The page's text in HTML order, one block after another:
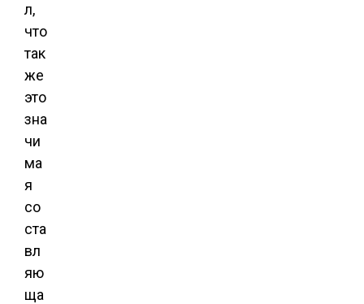
л,
что
так
же
это
зна
чи
ма
я
со
ста
вл
яю
ща